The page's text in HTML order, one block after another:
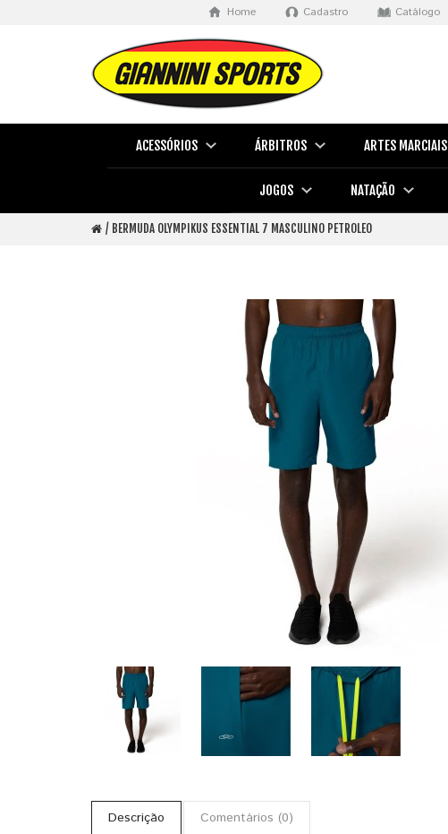
Home Cadastro Catálogo
ACESSÓRIOS ÁRBITROS ARTES MARCIAIS
JOGOS NATAÇÃO
BERMUDA OLYMPIKUS ESSENTIAL 7 MASCULINO PETROLEO
Descrição Comentários (0)